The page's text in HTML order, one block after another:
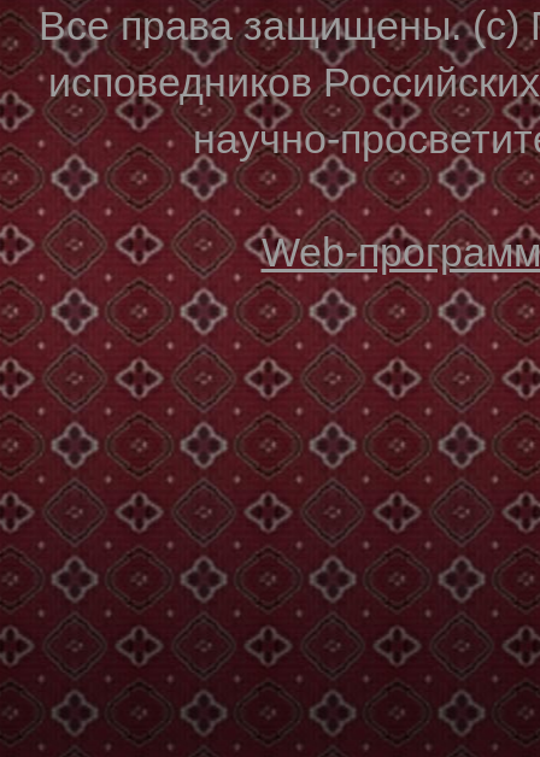
Все права защищены. (с)
исповедников
научно-
Web-